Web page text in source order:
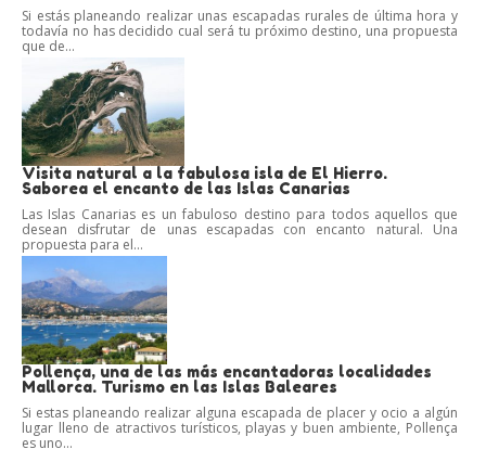
Si estás planeando realizar unas escapadas rurales de última hora y
todavía no has decidido cual será tu próximo destino, una propuesta
que de...
Visita natural a la fabulosa isla de El Hierro.
Saborea el encanto de las Islas Canarias
Las Islas Canarias es un fabuloso destino para todos aquellos que
desean disfrutar de unas escapadas con encanto natural. Una
propuesta para el...
Pollença, una de las más encantadoras localidades
Mallorca. Turismo en las Islas Baleares
Si estas planeando realizar alguna escapada de placer y ocio a algún
lugar lleno de atractivos turísticos, playas y buen ambiente, Pollença
es uno...